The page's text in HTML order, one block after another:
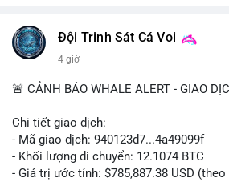
Đội Trinh Sát Cá Voi
4 giờ
🚨 CẢNH BÁO WHALE ALERT - GIAO
Chi tiết giao dịch:
- Mã giao dịch: 940123d7...4a49099f
- Khối lượng di chuyển: 12.1074 BTC
- Giá trị ước tính: $785,887.38 USD